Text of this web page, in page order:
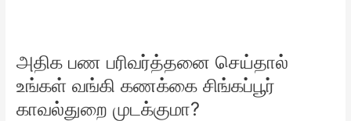
அதிக பண பரிவர்த்தனை செய்தால்
உங்கள் வங்கி கணக்கை சிங்கப்பூர்
காவல்துறை முடக்குமா?
பரிவர்த்தனை
செய்தால்
உங்கள்
வங்கி